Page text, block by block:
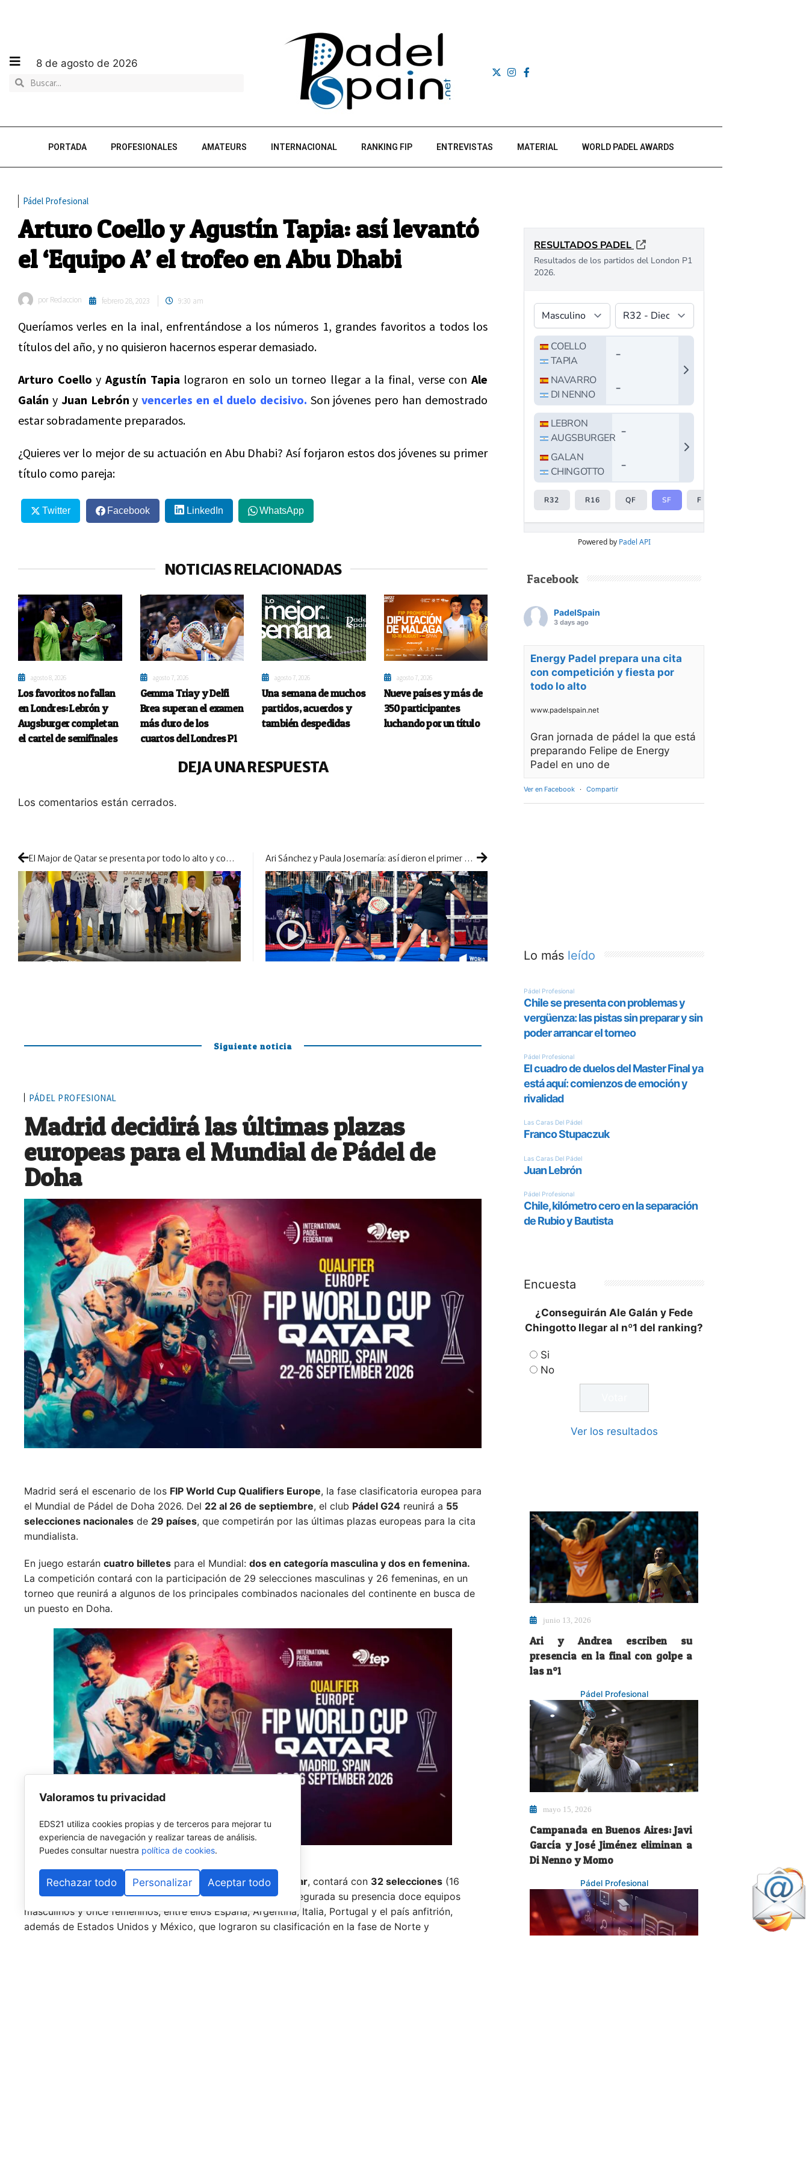
8 de agosto de 2026
PORTADA PROFESIONALES AMATEURS INTERNACIONAL RANKING FIP ENTREVISTAS MATERIAL WORLD PADEL AWARDS
Pádel Profesional
Arturo Coello y Agustín Tapia: así levantó
el ‘Equipo A’ el trofeo en Abu Dhabi
por Redaccion febrero 28, 2023 9:30 am
Queríamos verles en la inal, enfrentándose a los números 1, grandes favoritos a todos los
títulos del año, y no quisieron hacernos esperar demasiado.
Arturo Coello yAgustín Tapia lograron en solo un torneo llegar a la final, verse con Ale
Galán y Juan Lebrón yvencerles en el duelo decisivo. Son jóvenes pero han demostrado
estar sobradamente preparados.
¿Quieres ver lo mejor de su actuación en Abu Dhabi? Así forjaron estos dos jóvenes su primer
título como pareja:
Twitter Facebook LinkedIn WhatsApp
NOTICIAS RELACIONADAS
agosto 8, 2026
Los favoritos no fallan
en Londres: Lebrón y
Augsburger completan
el cartel de semifinales
agosto 7, 2026
Gemma Triay y Delfi
Brea superan el examen
más duro de los
cuartos del Londres P1
agosto 7, 2026
Una semana de muchos
partidos, acuerdos y
también despedidas
agosto 7, 2026
Nueve países y más de
350 participantes
luchando por un título
DEJA UNA RESPUESTA
Los comentarios están cerrados.
El Major de Qatar se presenta por todo lo alto y completa su cuadro final Ari Sánchez y Paula Josemaría: así dieron el primer golpe de la temporada para levantar el Master de Abu Dhabi
Siguiente noticia
PÁDEL PROFESIONAL
Madrid decidirá las últimas plazas
europeas para el Mundial de Pádel de
Doha
Madrid será el escenario de los FIP World Cup Qualifiers Europe, la fase clasificatoria europea para
el Mundial de Pádel de Doha 2026. Del 22 al 26 de septiembre, el club Pádel G24 reunirá a 55
selecciones nacionales de 29 países, que competirán por las últimas plazas europeas para la cita
mundialista.
En juego estarán cuatro billetes para el Mundial: dos en categoría masculina y dos en femenina.
La competición contará con la participación de 29 selecciones masculinas y 26 femeninas, en un
torneo que reunirá a algunos de los principales combinados nacionales del continente en busca de
un puesto en Doha.
Cartel oficial FIP World Cup Qualifiers Europe (FIP)
El Mundial, que se disputará del2 al 7 de noviembre en Catar, contará con 32 selecciones (16
masculinas y 16 femeninas). Hasta el momento, ya tienen asegurada su presencia doce equipos
masculinos y once femeninos, entre ellos España, Argentina, Italia, Portugal y el país anfitrión,
además de Estados Unidos y México, que lograron su clasificación en la fase de Norte y
Powered by Padel API
Facebook
PadelSpain
3 days ago
Energy Padel prepara una cita
con competición y fiesta por
todo lo alto
www.padelspain.net
Gran jornada de pádel la que está
preparando Felipe de Energy
Padel en uno de
Ver en Facebook · Compartir
Lo más leído
Encuesta
¿Conseguirán Ale Galán y Fede
Chingotto llegar al nº1 del ranking?
Si
No
Ver los resultados
junio 13, 2026
Ari y Andrea escriben su
presencia en la final con golpe a
las nº1
Pádel Profesional
mayo 15, 2026
Campanada en Buenos Aires: Javi
García y José Jiménez eliminan a
Di Nenno y Momo
Pádel Profesional
Valoramos tu privacidad
EDS21 utiliza cookies propias y de terceros para mejorar tu
experiencia de navegación y realizar tareas de análisis.
Puedes consultar nuestra política de cookies.
Rechazar todo Personalizar Aceptar todo